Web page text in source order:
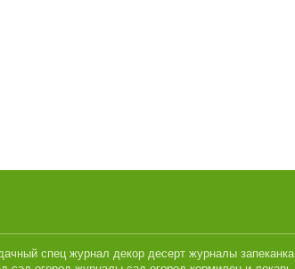
спец журнал декор десерт журналы запеканка